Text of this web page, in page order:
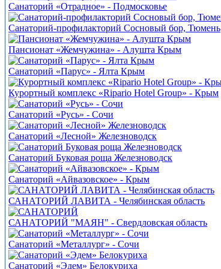
Санаторий «Отрадное» - Подмосковье
Санаторий-профилакторий Сосновый бор, Тюмень
Пансионат «Жемчужина» - Алушта Крым
Санаторий «Парус» - Ялта Крым
Курортный комплекс «Ripario Hotel Group» - Крым
Санаторий «Русь» - Сочи
Санаторий «Лесной» Железноводск
Санаторий Буковая роща Железноводск
Санаторий «Айвазовское» - Крым
САНАТОРИЙ ЛАВИТА - Челябинская область
САНАТОРИЙ "МАЯН" - Свердловская область
Санаторий «Металлург» - Сочи
Санаторий «Эдем» Белокуриха